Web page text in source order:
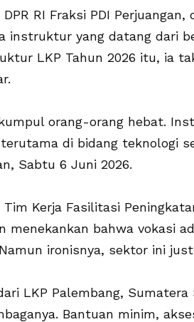
DPR RI Fraksi PDI
instruktur yang datang dari
LKP Tahun 2026 itu, ia
orang-orang hebat.
di bidang teknologi
Sabtu 6 Juni 2026.
Kerja Fasilitasi
menekankan bahwa vokasi
ironisnya, sektor ini
LKP Palembang,
Bantuan minim,